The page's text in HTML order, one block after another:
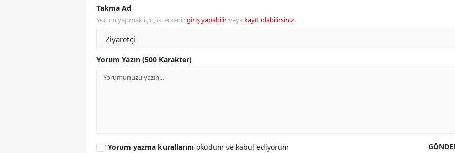
Takma Ad
Yorum yapmak için, istersenizgiriş yapabilirveya kayıt olabilirsiniz.
Yorum Yazın (500 Karakter)
Yorum yazma kurallarını okudum ve kabul ediyorum